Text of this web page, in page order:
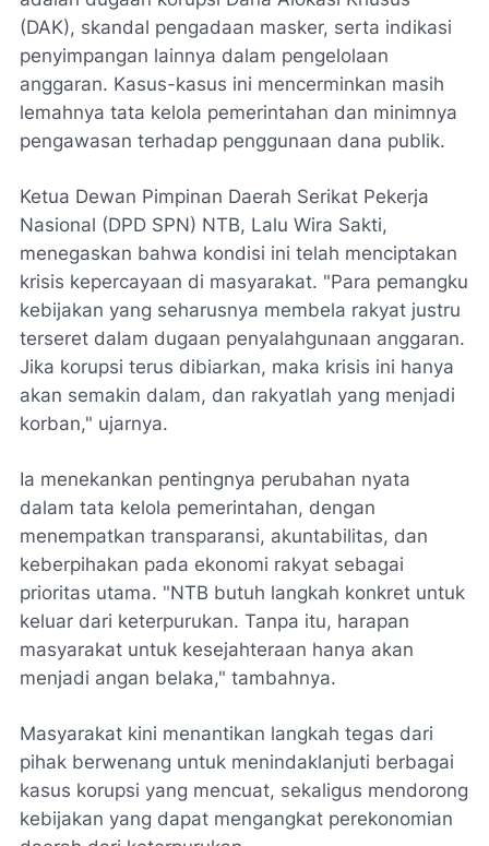
(DAK), skandal pengadaan masker, serta indikasi
penyimpangan lainnya dalam pengelolaan
anggaran. Kasus-kasus ini mencerminkan masih
lemahnya tata kelola pemerintahan dan minimnya
pengawasan terhadap penggunaan dana publik.
Ketua Dewan Pimpinan Daerah Serikat Pekerja
Nasional (DPD SPN) NTB, Lalu Wira Sakti,
menegaskan bahwa kondisi ini telah menciptakan
krisis kepercayaan di masyarakat. "Para pemangku
kebijakan yang seharusnya membela rakyat justru
terseret dalam dugaan penyalahgunaan anggaran.
Jika korupsi terus dibiarkan, maka krisis ini hanya
akan semakin dalam, dan rakyatlah yang menjadi
korban," ujarnya.
Ia menekankan pentingnya perubahan nyata
dalam tata kelola pemerintahan, dengan
menempatkan transparansi, akuntabilitas, dan
keberpihakan pada ekonomi rakyat sebagai
prioritas utama. "NTB butuh langkah konkret untuk
keluar dari keterpurukan. Tanpa itu, harapan
masyarakat untuk kesejahteraan hanya akan
menjadi angan belaka," tambahnya.
Masyarakat kini menantikan langkah tegas dari
pihak berwenang untuk menindaklanjuti berbagai
kasus korupsi yang mencuat, sekaligus mendorong
kebijakan yang dapat mengangkat perekonomian